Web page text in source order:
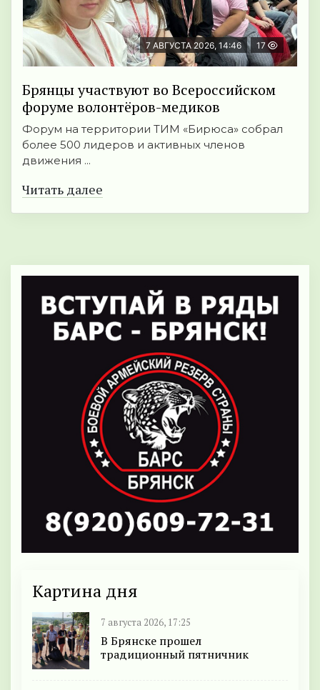
7 АВГУСТА 2026, 14:46 17
Брянцы участвуют во Всероссийском
форуме волонтёров-медиков
Форум на территории ТИМ «Бирюса» собрал
более 500 лидеров и активных членов
движения ...
Читать далее
Картина дня
7 августа 2026, 17:25
В Брянске прошел
традиционный пятничник